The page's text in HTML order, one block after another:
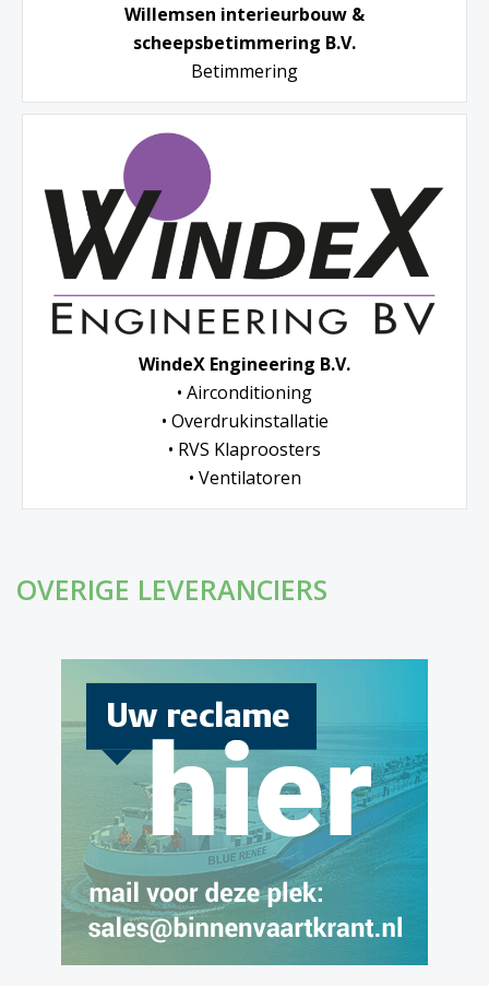
Willemsen interieurbouw &
scheepsbetimmering B.V.
Betimmering
WindeX Engineering B.V.
• Airconditioning
• Overdrukinstallatie
• RVS Klaproosters
• Ventilatoren
OVERIGE LEVERANCIERS